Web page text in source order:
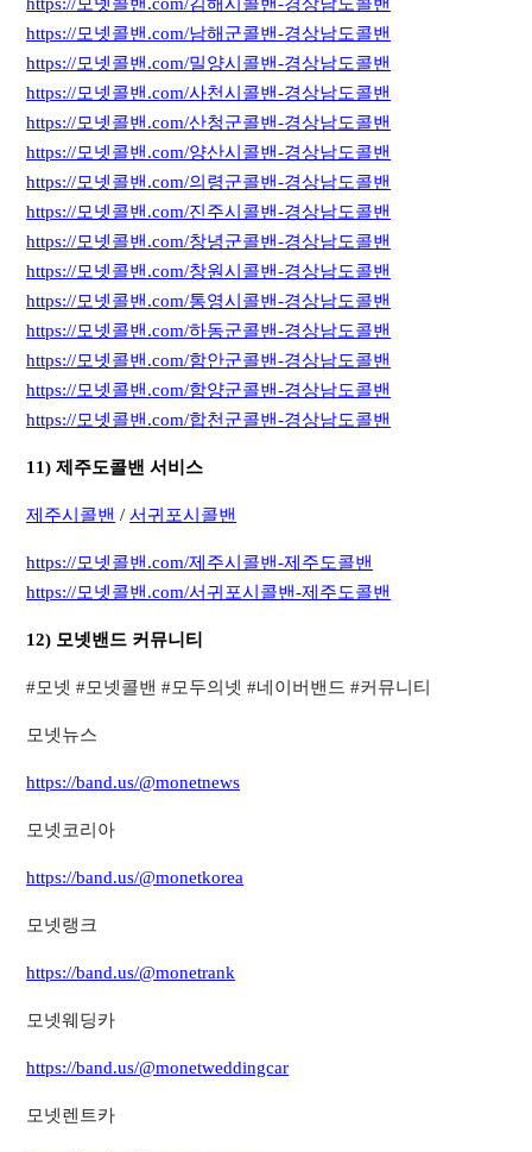
https://모넷콜밴.com/김해시콜밴-경상남도콜밴
https://모넷콜밴.com/남해군콜밴-경상남도콜밴
https://모넷콜밴.com/밀양시콜밴-경상남도콜밴
https://모넷콜밴.com/사천시콜밴-경상남도콜밴
https://모넷콜밴.com/산청군콜밴-경상남도콜밴
https://모넷콜밴.com/양산시콜밴-경상남도콜밴
https://모넷콜밴.com/의령군콜밴-경상남도콜밴
https://모넷콜밴.com/진주시콜밴-경상남도콜밴
https://모넷콜밴.com/창녕군콜밴-경상남도콜밴
https://모넷콜밴.com/창원시콜밴-경상남도콜밴
https://모넷콜밴.com/통영시콜밴-경상남도콜밴
https://모넷콜밴.com/하동군콜밴-경상남도콜밴
https://모넷콜밴.com/함안군콜밴-경상남도콜밴
https://모넷콜밴.com/함양군콜밴-경상남도콜밴
https://모넷콜밴.com/합천군콜밴-경상남도콜밴
11) 제주도콜밴 서비스
제주시콜밴 /서귀포시콜밴
https://모넷콜밴.com/제주시콜밴-제주도콜밴
https://모넷콜밴.com/서귀포시콜밴-제주도콜밴
12) 모넷밴드 커뮤니티
​#모넷 #모넷콜밴 #모두의넷 #네이버밴드 #커뮤니티​
모넷뉴스
https://band.us/@monetnews
모넷코리아
https://band.us/@monetkorea
모넷랭크
https://band.us/@monetrank
모넷웨딩카
https://band.us/@monetweddingcar
모넷렌트카